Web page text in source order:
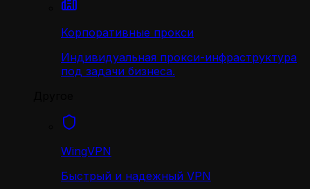
Корпоративные прокси
Индивидуальная прокси-инфраструктура
под задачи бизнеса.
WingVPN
Быстрый и надежный VPN